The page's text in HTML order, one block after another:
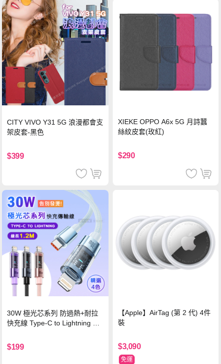
CITY VIVO Y31 5G 浪漫都會支
架皮套-黑色
$399
XIEKE OPPO A6x 5G 月詩蠶
絲紋皮套(玫紅)
$290
30W 極光芯系列 防過熱+耐拉
快充線 Type-C to Lightning 傳
$199
【Apple】AirTag (第 2 代) 4件
裝
$3,090
免運